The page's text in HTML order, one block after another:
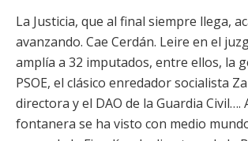
La Justicia, que al final siempre llega,
avanzando. Cae Cerdán. Leire en el
amplía a 32 imputados, entre ellos, la
PSOE, el clásico enredador socialista
directora y el DAO de la Guardia Civil….
fontanera se ha visto con medio